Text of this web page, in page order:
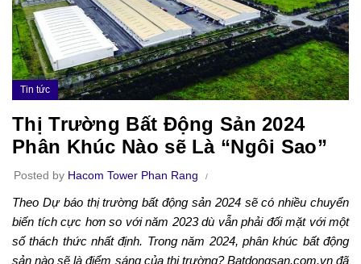
Tin tức
Thị Trường Bất Động Sản 2024
Phân Khúc Nào sẽ Là “Ngôi Sao”
Posted by Hacom Tower Phan Rang
Theo Dự báo thị trường bất động sản 2024 sẽ có nhiều chuyển
biến tích cực hơn so với năm 2023 dù vẫn phải đối mặt với một
số thách thức nhất định. Trong năm 2024, phân khúc bất động
sản nào sẽ là điểm sáng của thị trường? Batdongsan.com.vn đã